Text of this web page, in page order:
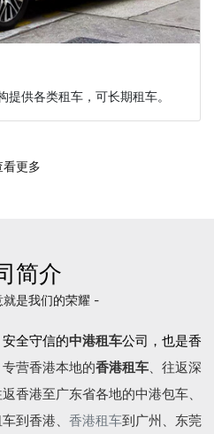
供各类租车，可长期租车。
看更多
简介
是我们的荣耀 -
全守信的中港租车公司，也是香
专营香港本地的香港租车、往返深
返香港至广东省各地的中港包车、
到香港、 香港租车到广州、东莞